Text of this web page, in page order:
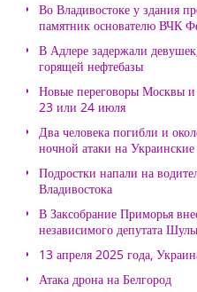
Во Владивостоке у здания
памятник основателю ВЧК
В Адлере задержали
горящей нефтебазы
Новые переговоры Москвы
23 или 24 июля
Два человека погибли и
ночной атаки на Украинские
Подростки напали на
Владивостока
В Заксобрание Приморья
независимого депутата
13 апреля 2025 года,
Атака дрона на Белгород